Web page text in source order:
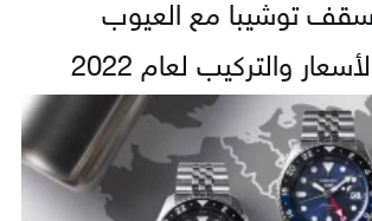
توشيبا مع العيوب
والتركيب لعام 2022